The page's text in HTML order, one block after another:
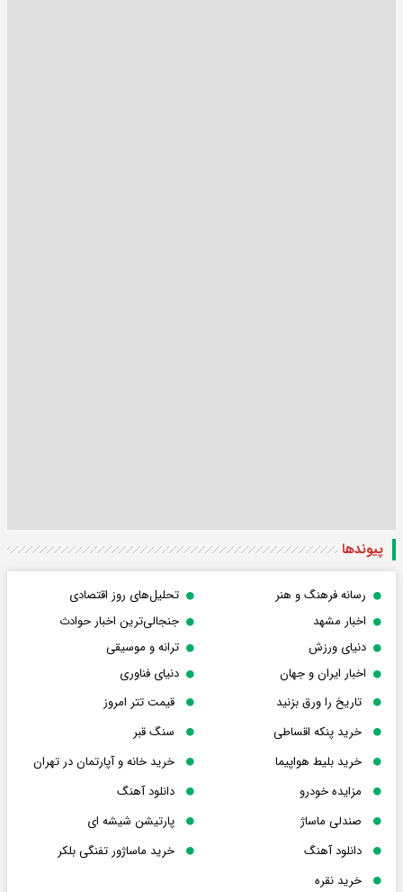
پیوندها
رسانه فرهنگ و هنر
تحلیل‌های روز اقتصادی
اخبار مشهد
جنجالی‌ترین اخبار حوادث
دنیای ورزش
ترانه و موسیقی
اخبار ایران و جهان
دنیای فناوری
تاریخ را ورق بزنید
قیمت تتر امروز
خرید پنکه اقساطی
سنگ قبر
خرید بلیط هواپیما
خرید خانه و آپارتمان در تهران
مزایده خودرو
دانلود آهنگ
صندلی ماساژ
پارتیشن شیشه ای
دانلود آهنگ
خرید ماساژور تفنگی بلکر
خرید نقره